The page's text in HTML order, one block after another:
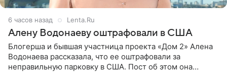
6 часов назад Lenta.Ru
Алену Водонаеву оштрафовали в США
Блогерша и бывшая участница проекта «Дом 2» Алена
Водонаева рассказала, что ее оштрафовали за
неправильную парковку в США. Пост об этом она